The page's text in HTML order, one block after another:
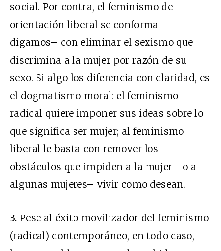
social. Por contra, el feminismo de
orientación liberal se conforma –
digamos– con eliminar el sexismo que
discrimina a la mujer por razón de su
sexo. Si algo los diferencia con claridad, es
el dogmatismo moral: el feminismo
radical quiere imponer sus ideas sobre lo
que significa ser mujer; al feminismo
liberal le basta con remover los
obstáculos que impiden a la mujer –o a
algunas mujeres– vivir como desean.
3. Pese al éxito movilizador del feminismo
(radical) contemporáneo, en todo caso,